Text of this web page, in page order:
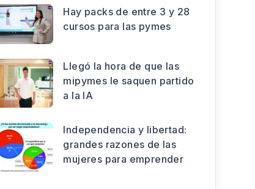
Hay packs de entre 3 y 28
cursos para las pymes
Llegó la hora de que las
mipymes le saquen partido
a la IA
Independencia y libertad:
grandes razones de las
mujeres para emprender